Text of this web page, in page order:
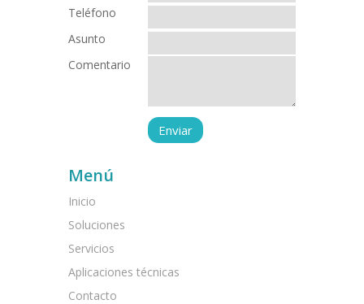
Teléfono
Asunto
Comentario
Menú
Inicio
Soluciones
Servicios
Aplicaciones técnicas
Contacto